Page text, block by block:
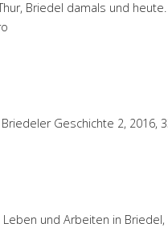
Briedel damals und heute.
Geschichte 2, 2016,
Leben und Arbeiten in Briedel,